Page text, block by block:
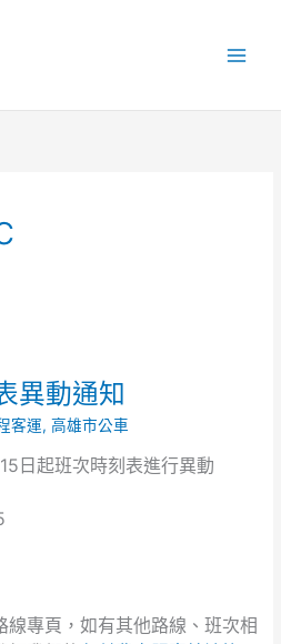
異動通知
客運,高雄市公車
日起班次時刻表進行異動
線專頁，如有其他路線、班次相